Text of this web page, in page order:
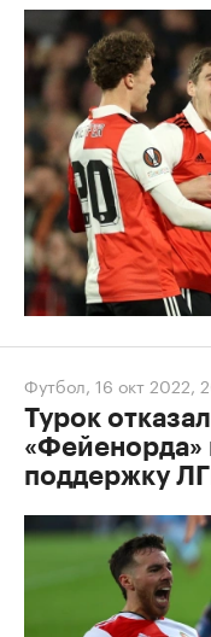
Футбол, 16 окт 2022,
Турок
«Фейенорда»
поддержку